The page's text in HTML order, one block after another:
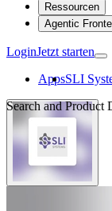
Ressourcen
Agentic
LoginJetzt starten
AppsSLI
Search and Product